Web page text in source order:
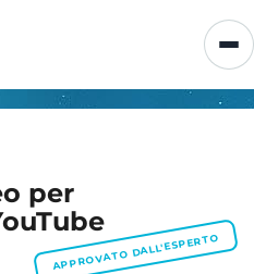
per
APPROVATO DALL'ESPERTO